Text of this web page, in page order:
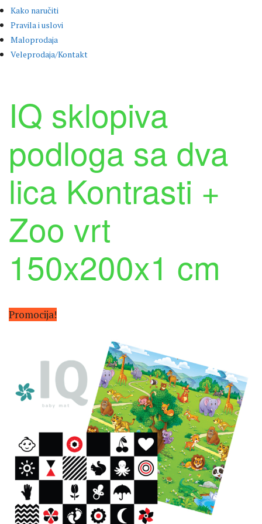
Kako naručiti
Pravila i uslovi
Maloprodaja
Veleprodaja/Kontakt
IQ sklopiva
podloga sa dva
lica Kontrasti +
Zoo vrt
150x200x1 cm
Promocija!